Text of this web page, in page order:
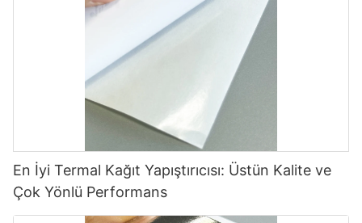
En İyi Termal Kağıt Yapıştırıcısı: Üstün Kalite ve
Çok Yönlü Performans